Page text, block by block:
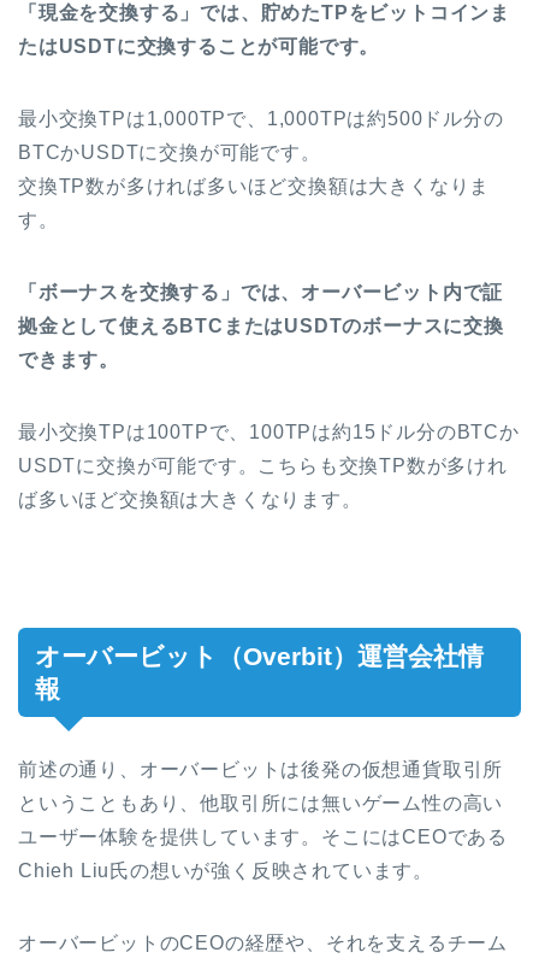
「現金を交換する」では、貯めたTPをビットコインま
たはUSDTに交換することが可能です。
最小交換TPは1,000TPで、1,000TPは約500ドル分の
BTCかUSDTに交換が可能です。
交換TP数が多ければ多いほど交換額は大きくなりま
す。
「ボーナスを交換する」では、オーバービット内で証
拠金として使える BTC またはUSDTのボーナスに交換
できます。
最小交換TPは100TPで、100TPは約15ドル分のBTCか
USDTに交換が可能です。こちらも交換TP数が多けれ
ば多いほど交換額は大きくなります。
オーバービット（Overbit）運営会社情
報
前述の通り、オーバービットは後発の仮想通貨取引所
ということもあり、他取引所には無いゲーム性の高い
ユーザー体験を提供しています。そこにはCEOである
Chieh Liu氏の想いが強く反映されています。
オーバービットのCEOの経歴や、それを支えるチーム